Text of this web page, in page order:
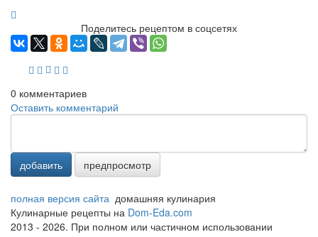
Поделитесь рецептом в соцсетях
0 комментариев
Оставить комментарий
добавить предпросмотр
полная версия сайта домашняя кулинария
Кулинарные рецепты на Dom-Eda.com
2013 - 2026. При полном или частичном использовании